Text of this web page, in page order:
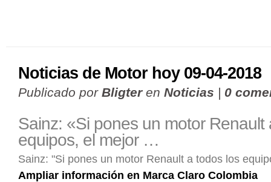
Noticias de Motor hoy 09-04-2018
Publicado por Bligteren Noticias | 0
Sainz: «Si pones un motor Renault
equipos, el mejor …
Sainz: "Si pones un motor Renault a todos los
Ampliar información en Marca Claro Colombia